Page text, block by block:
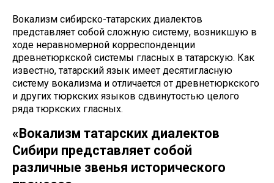
Вокализм сибирско-татарских диалектов
представляет собой сложную систему, возникшую в
ходе неравномерной корреспонденции
древнетюркской системы гласных в татарскую. Как
известно, татарский язык имеет десятигласную
систему вокализма и отличается от древнетюркского
и других тюркских языков сдвинутостью целого
ряда тюркских гласных.
«Вокализм татарских диалектов
Сибири представляет собой
различные звенья исторического